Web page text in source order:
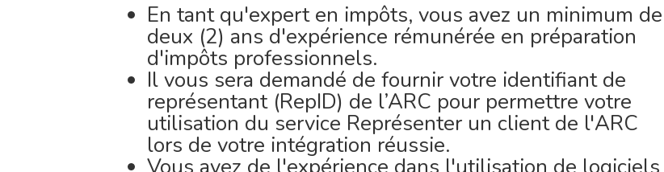
En tant qu'expert en impôts, vous avez un minimum de
deux (2) ans d'expérience rémunérée en préparation
d'impôts professionnels.
Il vous sera demandé de fournir votre identifiant de
représentant (RepID) de l’ARC pour permettre votre
utilisation du service Représenter un client de l'ARC
lors de votre intégration réussie.